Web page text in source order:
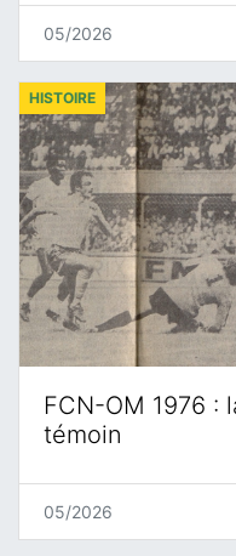
05/2026
FCN-OM 1976 :
témoin
HISTOIRE
05/2026